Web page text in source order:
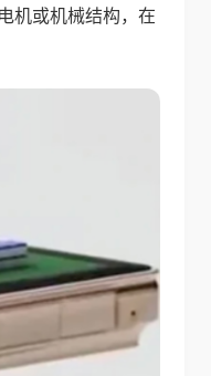
机或机械结构，在